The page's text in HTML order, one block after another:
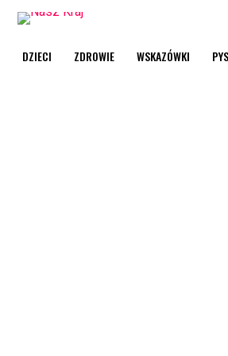
DZIECI ZDROWIE WSKAZÓWKI